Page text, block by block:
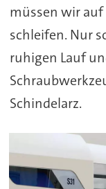
müssen wir
schleifen. Nur
ruhigen Lauf
Schindelarz.